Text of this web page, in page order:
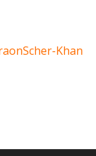
Scher-Khan